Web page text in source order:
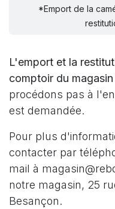
*Emport de la
L'emport et la
comptoir du
procédons pas à
est demandée.
Pour plus
contacter par
mail à
notre magasin, 25
Besançon.